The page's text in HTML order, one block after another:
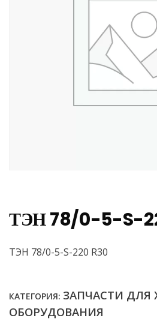
ТЭН 78/0-5-S-
ТЭН 78/0-5-S-220 R30
КАТЕГОРИЯ: ЗАПЧАСТИ
ОБОРУДОВАНИЯ